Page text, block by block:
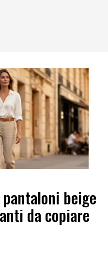
beige
da copiare